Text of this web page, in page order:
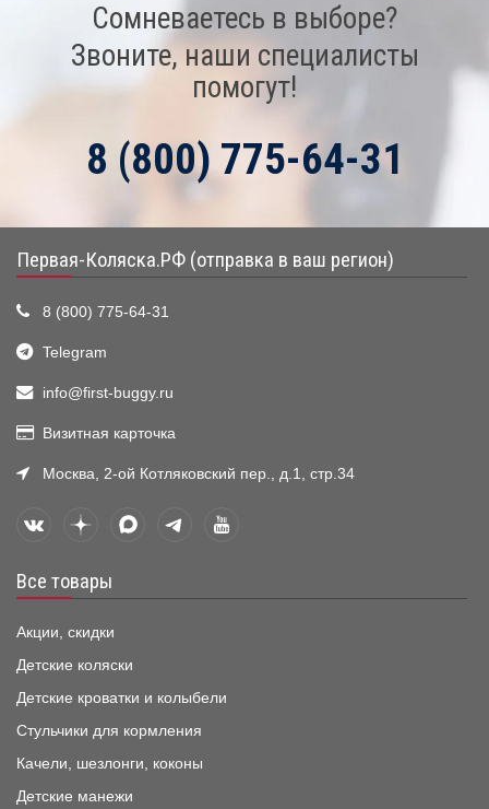
Сомневаетесь в выборе?
Звоните, наши специалисты
помогут!
8 (800) 775-64-31
Первая-Коляска.РФ (отправка в ваш регион)
8 (800) 775-64-31
Telegram
info@first-buggy.ru
Визитная карточка
Москва, 2-ой Котляковский пер., д.1, стр.34
Все товары
Акции, скидки
Детские коляски
Детские кроватки и колыбели
Стульчики для кормления
Качели, шезлонги, коконы
Детские манежи